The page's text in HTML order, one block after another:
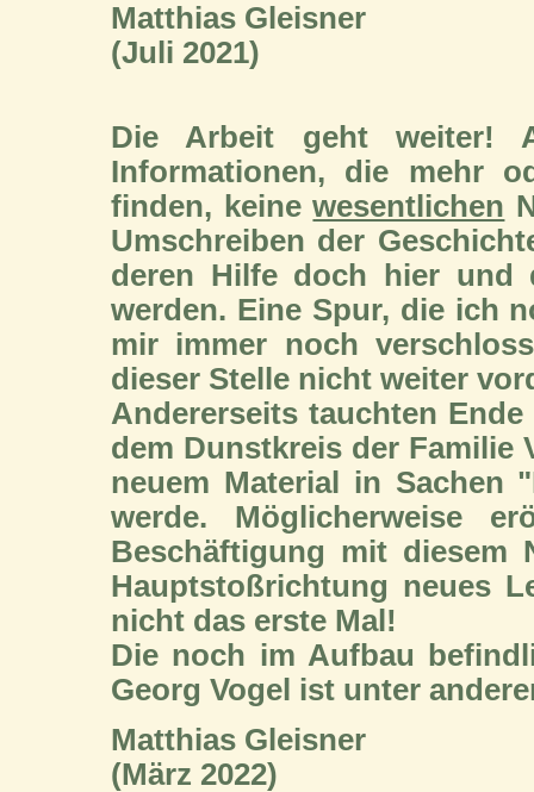
Matthias Gleisner
(Juli 2021)
Die Arbeit geht weiter!
Informationen, die mehr
finden, keinewesentlichen
Umschreiben der
deren Hilfe doch hier und
werden. Eine Spur, die ich
mir immer noch
dieser Stelle nicht weiter
Andererseits tauchten
dem Dunstkreis der Familie
neuem Material in Sachen
werde. Möglicherweise
Beschäftigung mit diesem
Hauptstoßrichtung neues
nicht das erste Mal!
Die noch im Aufbau
Georg Vogel ist unter
Matthias Gleisner
(März 2022)